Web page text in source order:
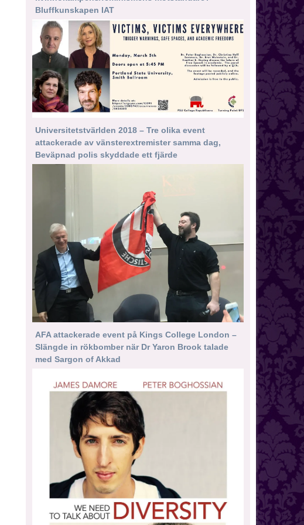
Bluffkunskapen IAT
Universitetstvärlden 2018 – Tre olika event
attackerade av vänsterextremister samma dag,
Beväpnad polis skyddade ett fjärde
AFA attackerade event på Kings College London –
Slängde in rökbomber när Dr Yaron Brook talade
med Sargon of Akkad